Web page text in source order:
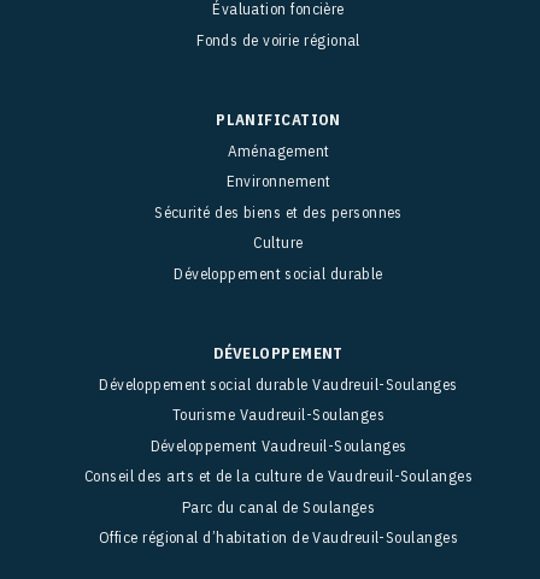
Évaluation foncière
Fonds de voirie régional
PLANIFICATION
Aménagement
Environnement
Sécurité des biens et des personnes
Culture
Développement social durable
DÉVELOPPEMENT
Développement social durable Vaudreuil-Soulanges
Tourisme Vaudreuil-Soulanges
Développement Vaudreuil-Soulanges
Conseil des arts et de la culture de Vaudreuil-Soulanges
Parc du canal de Soulanges
Office régional d’habitation de Vaudreuil-Soulanges